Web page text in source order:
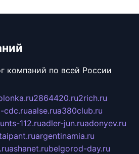
компаний по всей России
2864420.ru2rich.ru
cdc.ruaalse.rua380club.ru
112.ruadler-jun.ruadonyev.ru
argentinamia.ru
ashanet.rubelgorod-day.ru